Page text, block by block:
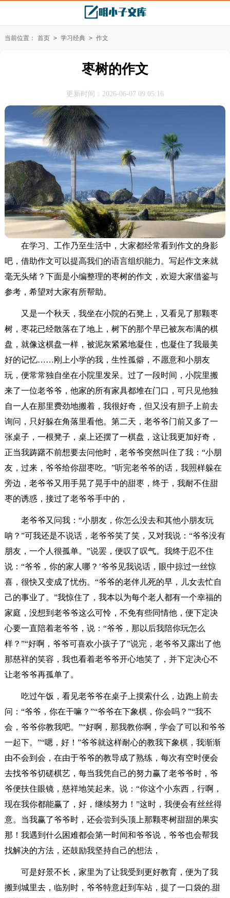
当前位置： 首页 > 学习经典 > 作文
枣树的作文
更新时间：2026-06-07 09:05:16
在学习、工作乃至生活中，大家都经常看到作文的身影
吧，借助作文可以提高我们的语言组织能力。写起作文来就
毫无头绪？下面是小编整理的枣树的作文，欢迎大家借鉴与
参考，希望对大家有所帮助。
又是一个秋天，我坐在小院的石凳上，又看见了那颗枣
树，枣花已经散落在了地上，树下的那个早已被灰布满的棋
盘，就像这棋盘一样，被泥灰紧紧地凝住，也凝住了我最美
好的记忆……刚上小学的我，生性孤僻，不愿意和小朋友
玩，便常常独自坐在小院里发呆。过了一段时间，小院里搬
来了一位老爷爷，他家的所有家具都堆在门口，可只见他独
自一人在那里费劲地搬着，我很好奇，但又没有胆子上前去
询问，只好躲在角落里看他。第二天，老爷爷门前又多了一
张桌子，一根凳子，桌上还摆了一棋盘，这让我更加好奇，
正当我踌躇不前想要去问他时，老爷爷突然叫住了我：“小朋
友，过来，爷爷给你甜枣吃。”听完老爷爷的话，我照样躲在
旁边，老爷爷又用手晃了晃手中的甜枣，终于，我耐不住甜
枣的诱惑，接过了老爷爷手中的，
老爷爷又问我：“小朋友，你怎么没去和其他小朋友玩
呐？”可我还是不说话，老爷爷笑了笑，又对我说：“爷爷没有
朋友，一个人很孤单。”说罢，便叹了叹气。我终于忍不住
说：“爷爷，你的家人哪？’爷爷见我说话，眼中掠过一丝惊
喜，很快又变成了忧伤。“爷爷的老伴儿死的早，儿女去忙自
己的事业了。”我惊住了，我本以为每个老人都有一个幸福的
家庭，没想到老爷爷这么可怜，不免有些同情他，便下定决
心要一直陪着老爷爷，说：“爷爷，那以后我陪你玩怎么
样？”“好啊，爷爷可喜欢小孩子了”说完，老爷爷又露出了他
那慈祥的笑容，我也看着老爷爷开心地笑了，并下定决心不
让老爷爷再孤单了。
吃过午饭，看见老爷爷在桌子上摸索什么，边跑上前去
问：“爷爷，你在干嘛？”“爷爷在下象棋，你会吗？”“我不
会，爷爷你教我吧。”“好啊，那我教你啊，学会了可以和爷爷
一起下。”“嗯，好！”爷爷就这样耐心的教我下象棋，我渐渐
由不会到会，在由于爷爷的教导成了熟练，每次有空时便会
去找爷爷切磋棋艺，每当我凭自己的努力赢了老爷爷时，爷
爷便扶住眼镜，慈祥地笑起来。说：“你这个小东西，行啊，
现在我你都能赢了，好，继续努力！”这时，我便会有丝丝得
意。当我赢了爷爷时，还会尝到头顶上那颗枣树甜甜的果实
那！我遇到什么困难都会第一时间和爷爷说，爷爷也会帮我
找解决的方法，还鼓励我坚持自己的想法，
可是好景不长，家里为了让我受到更好教育，便为了我
搬到城里去，临别时，爷爷特意赶到车站，提了一口袋的.甜